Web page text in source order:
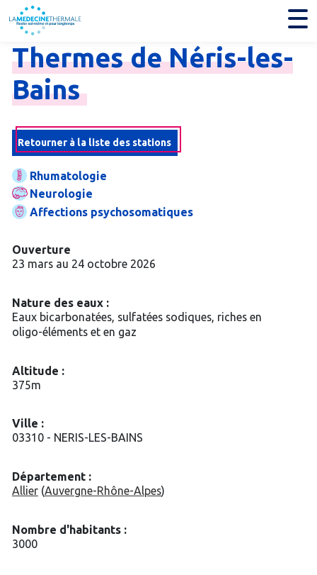
ThermesdeNéris-les-
Bains
Retourner à la liste des stations
Rhumatologie
Neurologie
Affections psychosomatiques
Ouverture
23 mars au 24 octobre 2026
Nature des eaux :
Eaux bicarbonatées, sulfatées sodiques, riches en
oligo-éléments et en gaz
Altitude :
375m
Ville :
03310 - NERIS-LES-BAINS
Département :
Allier(Auvergne-Rhône-Alpes)
Nombre d'habitants :
3000